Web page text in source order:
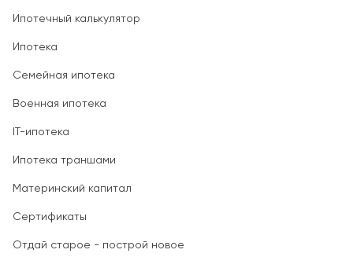
Ипотечный калькулятор
Ипотека
Семейная ипотека
Военная ипотека
IT-ипотека
Ипотека траншами
Материнский капитал
Сертификаты
Отдай старое - построй новое